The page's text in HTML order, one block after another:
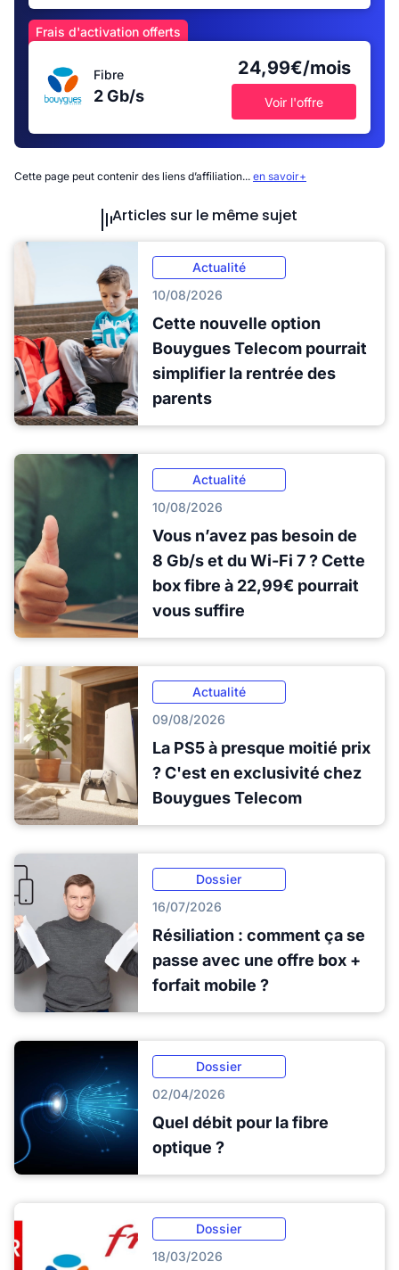
Frais d'activation offerts
Fibre
2 Gb/s
24,99€/mois
Voir l'offre
Cette page peut contenir des liens d’affiliation... en savoir+
Articles sur le même sujet
Actualité
10/08/2026
Cette nouvelle option
Bouygues Telecom pourrait
simplifier la rentrée des
parents
Actualité
10/08/2026
Vous n’avez pas besoin de
8 Gb/s et du Wi-Fi 7 ? Cette
box fibre à 22,99€ pourrait
vous suffire
Actualité
09/08/2026
La PS5 à presque moitié prix
? C'est en exclusivité chez
Bouygues Telecom
Dossier
16/07/2026
Résiliation : comment ça se
passe avec une offre box +
forfait mobile ?
Dossier
02/04/2026
Quel débit pour la fibre
optique ?
Dossier
18/03/2026